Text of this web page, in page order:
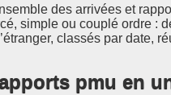
des arrivées et
simple ou couplé ordre :
classés par date,
pmu en